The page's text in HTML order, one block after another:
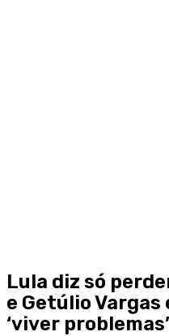
Lula diz só
e Getúlio
‘viver problemas’